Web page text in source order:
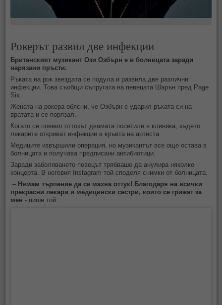
Рокерът развил две инфекции
Британският музикант Ози Озбърн е в болницата заради
нарязани пръсти.
Ръката на рок звездата се подула и развила две различни
инфекции. Това съобщи съпругата на певецата Шарън пред Page
Six.
Жената на рокера обясни, че Озбърн е ударил ръката си на
вратата и се порязал.
Когато се появил оттокът двамата посетили в клиника, където
лекарите откриват инфекции в кръвта на артиста.
Медиците извършили операция, но музикантът все още остава в
болницата и получава предписани антибиотици.
Заради заболяването певецът трябваше да анулира няколко
концерта. В неговия Instagram той споделя снимки от болницата.
– Нямам търпение да се махна оттук! Благодаря на всички
прекрасни лекари и медицински сестри, които се грижат за
мен - пише той.